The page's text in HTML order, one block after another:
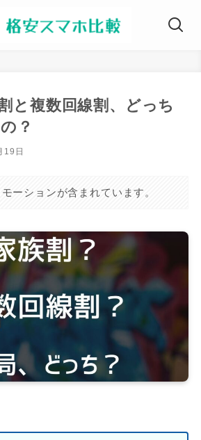
と複数回線割、どっち
？
19日
ーションが含まれています。